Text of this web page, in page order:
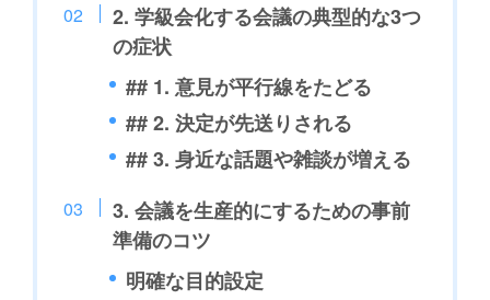
2. 学級会化する会議の典型的な3つ
の症状
## 1. 意見が平行線をたどる
## 2. 決定が先送りされる
## 3. 身近な話題や雑談が増える
3. 会議を生産的にするための事前
準備のコツ
明確な目的設定